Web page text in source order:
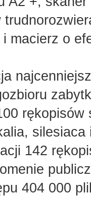
macierz o
silesiaca
142
404 000